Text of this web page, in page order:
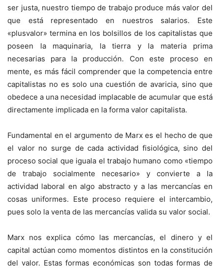
ser justa, nuestro tiempo de trabajo produce más valor del
que está representado en nuestros salarios. Este
«plusvalor» termina en los bolsillos de los capitalistas que
poseen la maquinaria, la tierra y la materia prima
necesarias para la producción. Con este proceso en
mente, es más fácil comprender que la competencia entre
capitalistas no es solo una cuestión de avaricia, sino que
obedece a una necesidad implacable de acumular que está
directamente implicada en la forma valor capitalista.
Fundamental en el argumento de Marx es el hecho de que
el valor no surge de cada actividad fisiológica, sino del
proceso social que iguala el trabajo humano como «tiempo
de trabajo socialmente necesario» y convierte a la
actividad laboral en algo abstracto y a las mercancías en
cosas uniformes. Este proceso requiere el intercambio,
pues solo la venta de las mercancías valida su valor social.
Marx nos explica cómo las mercancías, el dinero y el
capital actúan como momentos distintos en la constitución
del valor. Estas formas económicas son todas formas de